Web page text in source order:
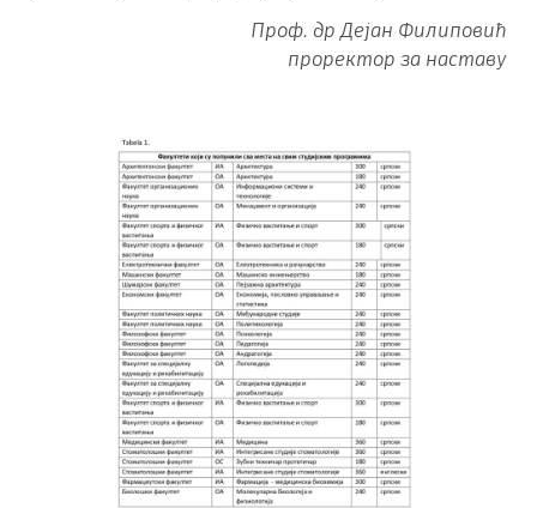
Проф. др Дејан Филиповић
проректор за наставу